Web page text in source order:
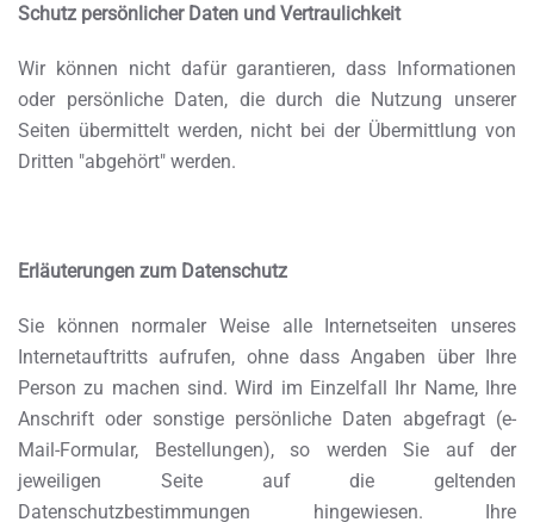
Schutz persönlicher Daten und Vertraulichkeit
Wir können nicht dafür garantieren, dass Informationen
oder persönliche Daten, die durch die Nutzung unserer
Seiten übermittelt werden, nicht bei der Übermittlung von
Dritten "abgehört" werden.
Erläuterungen zum Datenschutz
Sie können normaler Weise alle Internetseiten unseres
Internetauftritts aufrufen, ohne dass Angaben über Ihre
Person zu machen sind. Wird im Einzelfall Ihr Name, Ihre
Anschrift oder sonstige persönliche Daten abgefragt (e-
Mail-Formular, Bestellungen), so werden Sie auf der
jeweiligen Seite auf die geltenden
Datenschutzbestimmungen hingewiesen. Ihre